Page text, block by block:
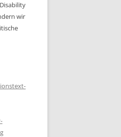
SOPHIE: ABLEISM
AN
BERATUNG IN DER
DISABILITY
wir